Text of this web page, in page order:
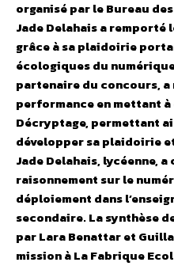
organisé par le Bureau
Jade Delahais a
grâce à sa plaidoirie
écologiques du
partenaire du concours,
performance en mettant
Décryptage, permettant
développer sa plaidoirie
Jade Delahais, lycéenne,
raisonnement sur le
déploiement dans
secondaire. La synthèse
par Lara Benattar et
mission à La Fabrique